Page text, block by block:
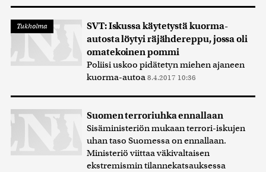
Tukholma
SVT: Iskussa käytetystä kuorma-
autosta löytyi räjähdereppu, jossa oli
omatekoinen pommi
Poliisi uskoo pidätetyn miehen ajaneen
kuorma-autoa 8.4.2017 10:36
Suomen terroriuhka ennallaan
Sisäministeriön mukaan terrori-iskujen
uhan taso Suomessa on ennallaan.
Ministeriö viittaa väkivaltaisen
ekstremismin tilannekatsauksessa